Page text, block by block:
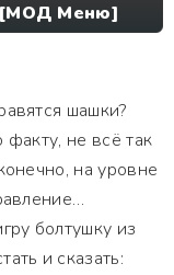
[МОД Меню]
шашки?
факту, не всё так
на уровне
болтушку из
и сказать: